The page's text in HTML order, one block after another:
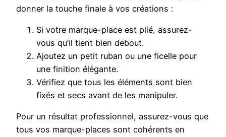
donner la touche finale à vos créations :
Si votre marque-place est plié, assurez-
vous qu’il tient bien debout.
Ajoutez un petit ruban ou une ficelle pour
une finition élégante.
Vérifiez que tous les éléments sont bien
fixés et secs avant de les manipuler.
Pour un résultat professionnel, assurez-vous que
tous vos marque-places sont cohérents en